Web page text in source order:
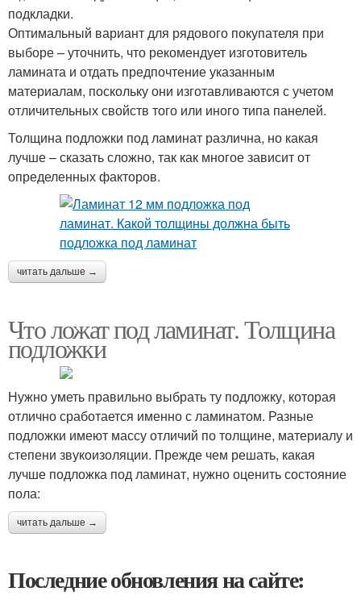
подкладки.
Оптимальный вариант для рядового покупателя при
выборе – уточнить, что рекомендует изготовитель
ламината и отдать предпочтение указанным
материалам, поскольку они изготавливаются с учетом
отличительных свойств того или иного типа панелей.
Толщина подложки под ламинат различна, но какая
лучше – сказать сложно, так как многое зависит от
определенных факторов.
читать дальше →
Что ложат под ламинат. Толщина
подложки
Нужно уметь правильно выбрать ту подложку, которая
отлично сработается именно с ламинатом. Разные
подложки имеют массу отличий по толщине, материалу и
степени звукоизоляции. Прежде чем решать, какая
лучше подложка под ламинат, нужно оценить состояние
пола:
читать дальше →
Последние обновления на сайте: